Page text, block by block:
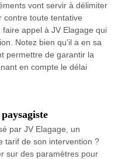
vont servir à délimiter
contre toute tentative
appel à JV Elagage qui
Notez bien qu'il a en sa
permettre de garantir la
en compte le délai
par JV Elagage, un
tarif de son intervention ?
sur des paramètres pour